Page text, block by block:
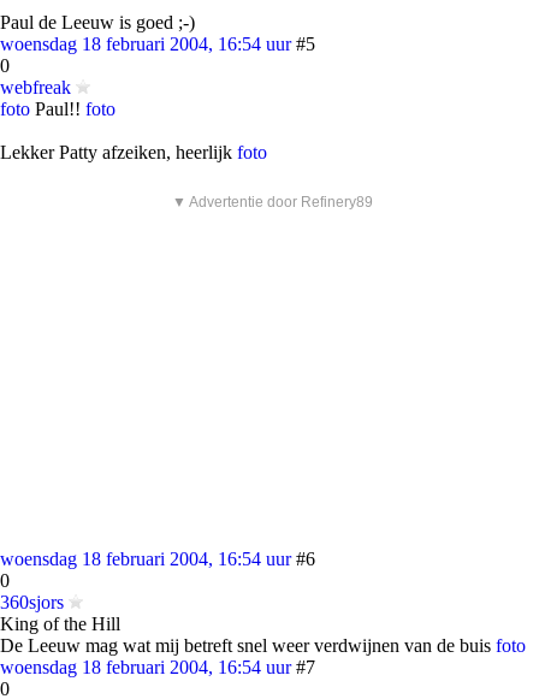
Paul de Leeuw is goed ;-)
woensdag 18 februari 2004, 16:54 uur #5
0
webfreak
foto Paul!! foto
Lekker Patty afzeiken, heerlijk foto
▼ Advertentie door Refinery89
woensdag 18 februari 2004, 16:54 uur #6
0
360sjors
King of the Hill
De Leeuw mag wat mij betreft snel weer verdwijnen van de buis foto
woensdag 18 februari 2004, 16:54 uur #7
0